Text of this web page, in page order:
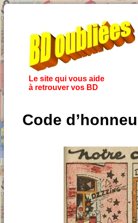
Le site qui vous aide
à retrouver vos BD
Code